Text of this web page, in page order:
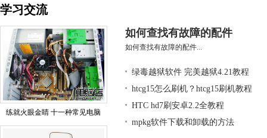
学习交流
练就火眼金睛 十一种常见电脑
如何查找有故障的配件
如何查找有故障的配件...
绿毒越狱软件 完美越狱4.21教程
htcg15怎么刷机？htcg15刷机教程
HTC hd7刷安卓2.2全教程
mpkg软件下载和卸载的方法